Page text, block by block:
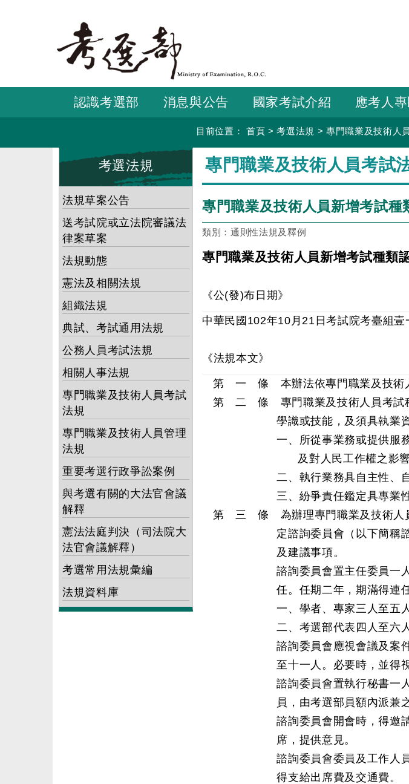
要
容
認識考選部 消息與公告 國家考試介紹 應考人
目前位置： 首頁 >考選法規 >專門職業及技術人
考選法規
法規草案公告
送考試院或立法院審議法
律案草案
法規動態
憲法及相關法規
組織法規
典試、考試通用法規
公務人員考試法規
相關人事法規
專門職業及技術人員考試
法規
專門職業及技術人員管理
法規
重要考選行政爭訟案例
與考選有關的大法官會議
解釋
憲法法庭判決（司法院大
法官會議解釋）
考選常用法規彙編
法規資料庫
:::
專門職業及技術人員考試
專門職業及技術人員新增考試種
類別：通則性法規及釋例
專門職業及技術人員新增考試種類
《公(發)布日期》
中華民國102年10月21日考試院考臺組
《法規本文》
第 一 條 本辦法依專門職業及技術
第 二 條 專門職業及技術人員考試種
學識或技能，及須具執業
一、所從事業務或提供服
及對人民工作權之影響
二、執行業務具自主性、
三、紛爭責任鑑定具專業
第 三 條 為辦理專門職業及技術人員
定諮詢委員會（以下簡稱
及建議事項。
諮詢委員會置主任委員一
任。任期二年，期滿得連
一、學者、專家三人至五人
二、考選部代表四人至六人
諮詢委員會應視會議及案
至十一人。必要時，並得
諮詢委員會置執行秘書一
員，由考選部員額內派兼之
諮詢委員會開會時，得邀
席，提供意見。
諮詢委員會委員及工作人
得支給出席費及交通費。